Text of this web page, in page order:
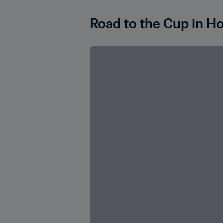
Road to the Cup in